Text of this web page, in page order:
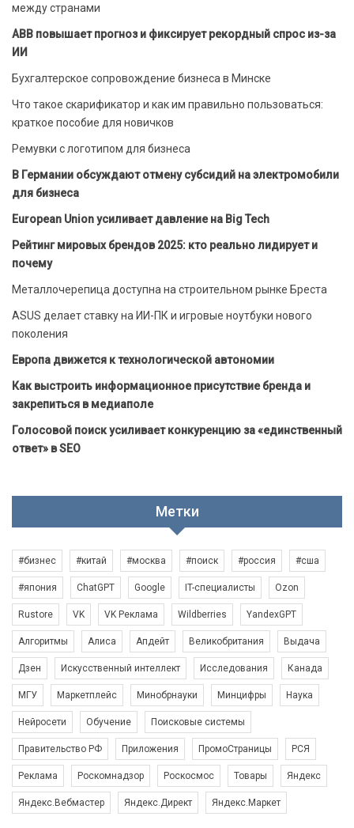
между странами
ABB повышает прогноз и фиксирует рекордный спрос из-за
ИИ
Бухгалтерское сопровождение бизнеса в Минске
Что такое скарификатор и как им правильно пользоваться:
краткое пособие для новичков
Ремувки с логотипом для бизнеса
В Германии обсуждают отмену субсидий на электромобили
для бизнеса
European Union усиливает давление на Big Tech
Рейтинг мировых брендов 2025: кто реально лидирует и
почему
Металлочерепица доступна на строительном рынке Бреста
ASUS делает ставку на ИИ-ПК и игровые ноутбуки нового
поколения
Европа движется к технологической автономии
Как выстроить информационное присутствие бренда и
закрепиться в медиаполе
Голосовой поиск усиливает конкуренцию за «единственный
ответ» в SEO
Метки
#бизнес #китай #москва #поиск #россия #сша
#япония ChatGPT Google IT-специалисты Ozon
Rustore VK VK Реклама Wildberries YandexGPT
Алгоритмы Алиса Апдейт Великобритания Выдача
Дзен Искусственный интеллект Исследования Канада
МГУ Маркетплейс Минобрнауки Минцифры Наука
Нейросети Обучение Поисковые системы
Правительство РФ Приложения ПромоСтраницы РСЯ
Реклама Роскомнадзор Роскосмос Товары Яндекс
Яндекс.Вебмастер Яндекс.Директ Яндекс.Маркет